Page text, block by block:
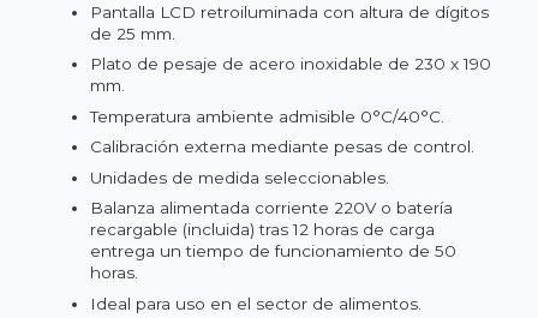
Pantalla LCD retroiluminada con altura de dígitos
de 25 mm.
Plato de pesaje de acero inoxidable de 230 x 190
mm.
Temperatura ambiente admisible 0°C/40°C.
Calibración externa mediante pesas de control.
Unidades de medida seleccionables.
Balanza alimentada corriente 220V o batería
recargable (incluida) tras 12 horas de carga
entrega un tiempo de funcionamiento de 50
horas.
Ideal para uso en el sector de alimentos.